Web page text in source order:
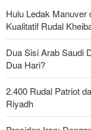
Hulu Ledak Manuver
Kualitatif Rudal
Dua Sisi Arab Saudi
Dua Hari?
2.400 Rudal Patriot
Riyadh